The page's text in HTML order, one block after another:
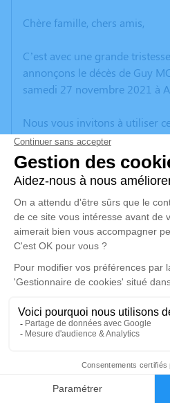
Faire-part
Chère famille, chers amis,
C’est avec une grande
annonçons le décès de Guy
samedi 27 novembre 2021 à
Nous vous invitons à utiliser
vos condoléances, partager
anecdote ou exprimer vos
poèmes ou des textes. Cet
d'expression dédié à honorer
MORTREUX.
Un service de plantation
disponible ici
Crémation
Crématorium de
Route de la Bassée